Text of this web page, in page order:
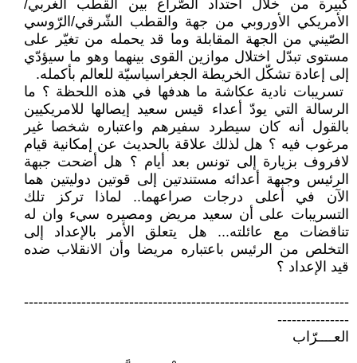
كبيرة من ‏خلال احتداد الصّراع بين القطب ‏الغربي/
الأمريكي الأوروبي من جهة ‏والقطب الشّرقي/الرّوسي
الصّيني من ‏الجهة المقابلة وما قد يحمله من تغيّر على
‏مستوى تبدّل اختلال موازين القوى بينهما ‏وهو ما سيؤدّي
إلى إعادة تشكّل الخريطة ‏الجغراسياسيّة للعالم بأكمله.‏
‏ تسريبات نادية عكاشة ما هدفها في ‏هذه اللحظة ؟ ما
الرسالة التي يودّ أعداء ‏قيس سعيد إيصالها للامريكيين
بالقول أنه ‏كان سيطرد سفيرهم واعتباره شخصا ‏غير
مرغوب فيه ؟ هل لذلك علاقة ‏بالحديث عن إمكانية قيام
لافروف بزيارة ‏إلى تونس بعد أيام ؟ هل أضحت جبهة
‏الرئيس وجبهة أعدائه مستندتين إلى ‏قوتين دوليتين هما
الآن في أعلى درجات ‏صراعهما.. لماذا تركز تلك
التسريبات ‏على أن سعيد مريض ومصيره سيء وان ‏له
تناقضات مع عائلته... هل يتعلق الأمر ‏بالإعداد إلى
التخلص من الرئيس ‏باعتباره مريضا وأن الانقلاب ضده
قيد ‏الإعداد ؟
‏--------------------------------------------------------------------
---------------‏
العــــرّاب‎ ‎